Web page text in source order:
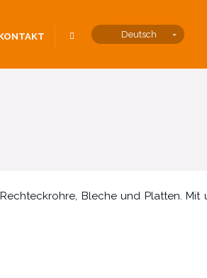
VyhledáváníDeutsch
Bleche und Platten. Mit